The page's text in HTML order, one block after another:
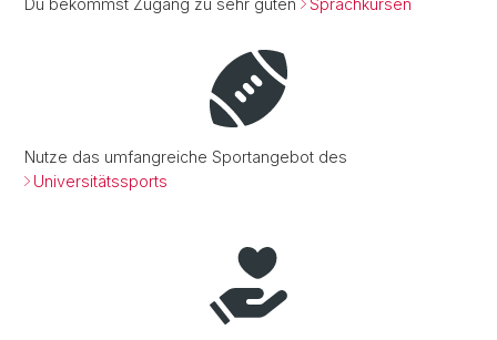
Nutze das umfangreiche Sportangebot des
Universitätssports